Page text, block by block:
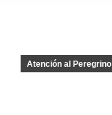
Atención al Peregrino